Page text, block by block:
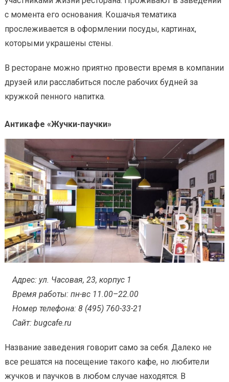
с момента его основания. Кошачья тематика
прослеживается в оформлении посуды, картинах,
которыми украшены стены.
В ресторане можно приятно провести время в компании
друзей или расслабиться после рабочих будней за
кружкой пенного напитка.
Антикафе «Жучки-паучки»
Адрес: ул. Часовая, 23, корпус 1
Время работы: пн-вс 11.00–22.00
Номер телефона: 8 (495) 760-33-21
Сайт: bugcafe.ru
Название заведения говорит само за себя. Далеко не
все решатся на посещение такого кафе, но любители
жучков и паучков в любом случае находятся. В